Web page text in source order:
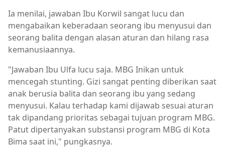
Ia menilai, jawaban Ibu Korwil sangat lucu dan
mengabaikan keberadaan seorang ibu menyusui dan
seorang balita dengan alasan aturan dan hilang rasa
kemanusiaannya.
"Jawaban Ibu Ulfa lucu saja. MBG Inikan untuk
mencegah stunting. Gizi sangat penting diberikan saat
anak berusia balita dan seorang ibu yang sedang
menyusui. Kalau terhadap kami dijawab sesuai aturan
tak dipandang prioritas sebagai tujuan program MBG.
Patut dipertanyakan substansi program MBG di Kota
Bima saat ini," pungkasnya.